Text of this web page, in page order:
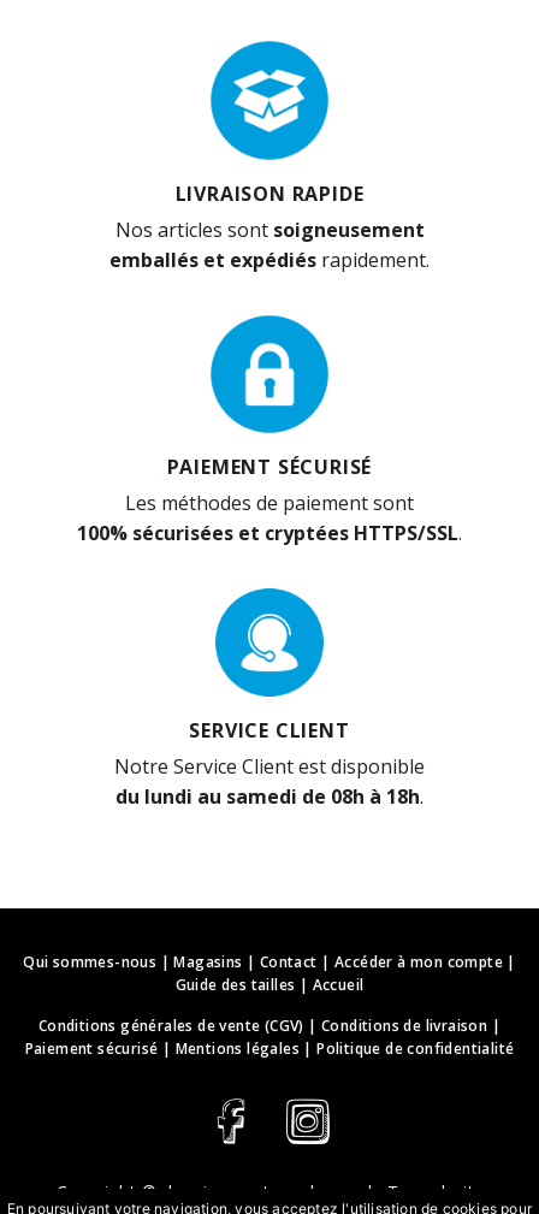
LIVRAISON RAPIDE
Nos articles sont soigneusement
emballés et expédiés rapidement.
PAIEMENT SÉCURISÉ
Les méthodes de paiement sont
100% sécurisées et cryptées HTTPS/SSL.
SERVICE CLIENT
Notre Service Client est disponible
du lundi au samedi de 08h à 18h.
Qui sommes-nous |Magasins | Contact | Accéder à mon compte|
Guide des tailles | Accueil
Conditions générales de vente (CGV) |Conditions de livraison |
Paiement sécurisé | Mentions légales |Politique de confidentialité
Copyright © deguisements-cadeaux.ch
. Tous droits
En poursuivant votre navigation, vous acceptez l'utilisation de cookies pour